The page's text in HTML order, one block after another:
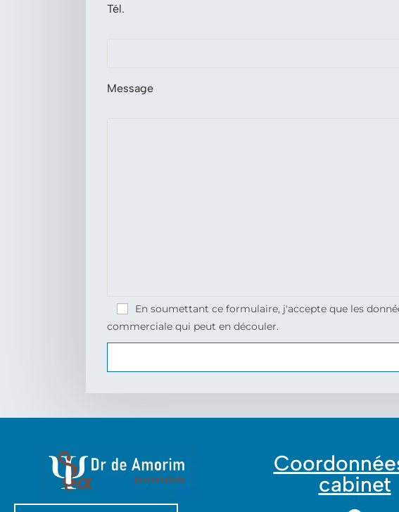
Tél.
Message
En soumettant ce formulaire, j'accepte que les
commerciale qui peut en découler.
cabinet